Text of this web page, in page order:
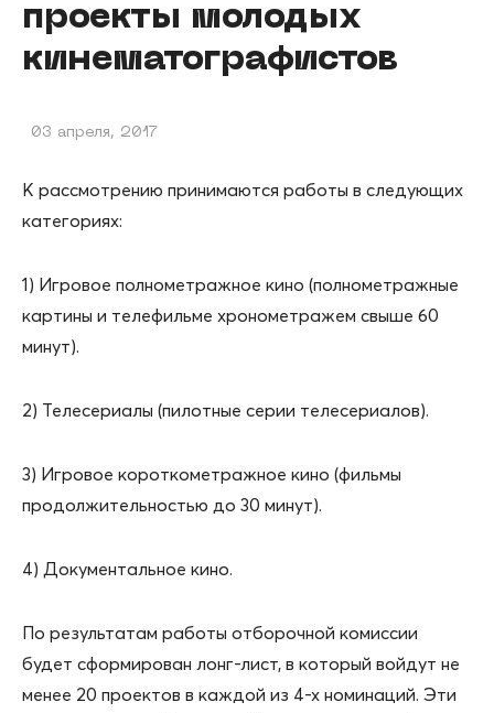
проекты молодых
кинематографистов
03 апреля, 2017
К рассмотрению принимаются работы в следующих
категориях:
1) Игровое полнометражное кино (полнометражные
картины и телефильме хронометражем свыше 60
минут).
2) Телесериалы (пилотные серии телесериалов).
3) Игровое короткометражное кино (фильмы
продолжительностью до 30 минут).
4) Документальное кино.
По результатам работы отборочной комиссии
будет сформирован лонг-лист, в который войдут не
менее 20 проектов в каждой из 4-х номинаций. Эти